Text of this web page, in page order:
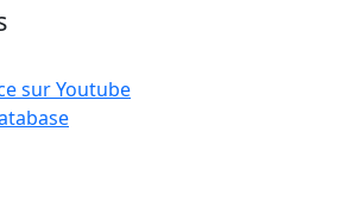
sur Youtube